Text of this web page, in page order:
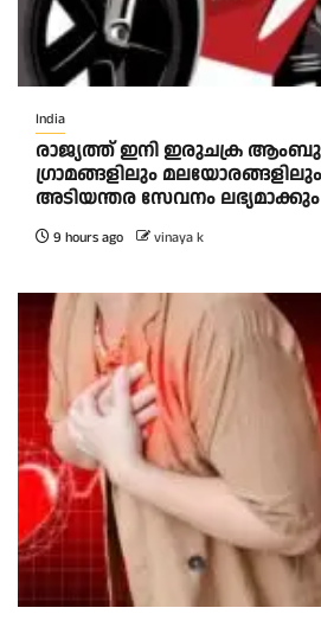
India
രാജ്യത്ത് ഇനി ഇരുചക്ര
ഗ്രാമങ്ങളിലും
അടിയന്തര സേവനം ലഭ്യമാക്കും
9 hours ago vinaya k